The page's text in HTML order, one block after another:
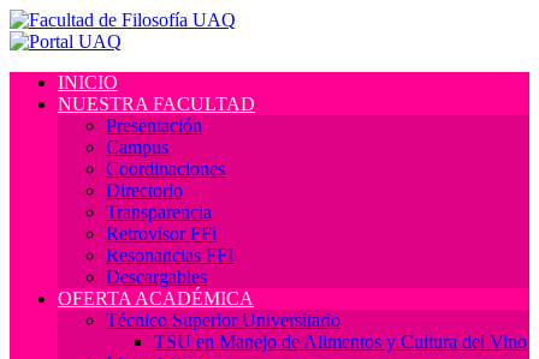
INICIO
NUESTRA FACULTAD
Presentación
Campus
Coordinaciones
Directorio
Transparencia
Retrovisor FFi
Resonancias FFI
Descargables
OFERTA ACADÉMICA
Técnico Superior Universitario
TSU en Manejo de Alimentos y Cultura del Vino